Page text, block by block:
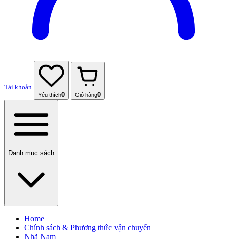
Tài khoản
Yêu thích0 Giỏ hàng0
Danh mục sách
Home
Chính sách & Phương thức vận chuyển
Nhã Nam